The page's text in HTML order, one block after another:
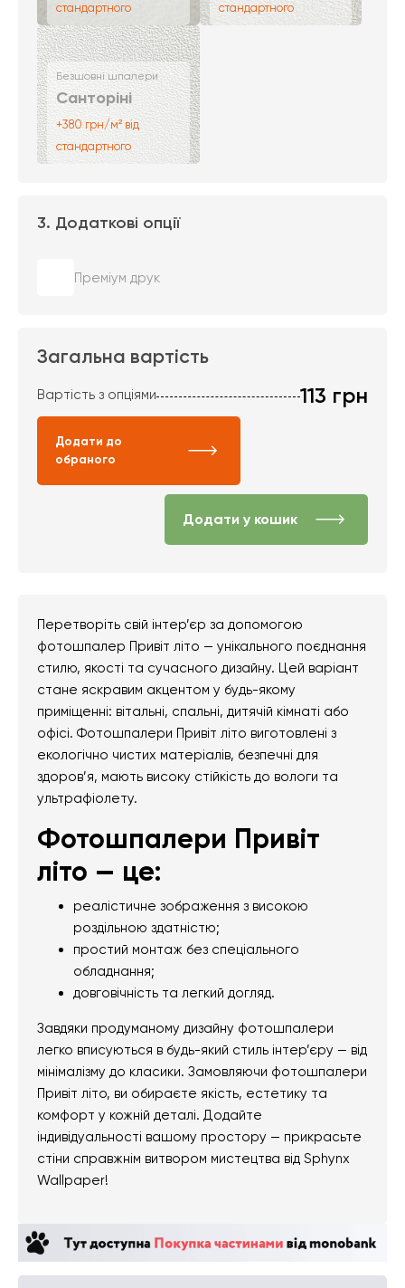
стандартного стандартного
Безшовні шпалери
Санторіні
+380 грн/м² від
стандартного
3. Додаткові опції
Преміум друк
Загальна вартість
Вартість з опціями 113 грн
Додати до
обраного
Додати у кошик
Перетворіть свій інтер’єр за допомогою
фотошпалер Привіт літо — унікального поєднання
стилю, якості та сучасного дизайну. Цей варіант
стане яскравим акцентом у будь-якому
приміщенні: вітальні, спальні, дитячій кімнаті або
офісі. Фотошпалери Привіт літо виготовлені з
екологічно чистих матеріалів, безпечні для
здоров’я, мають високу стійкість до вологи та
ультрафіолету.
Фотошпалери Привіт
літо — це:
реалістичне зображення з високою
роздільною здатністю;
простий монтаж без спеціального
обладнання;
довговічність та легкий догляд.
Завдяки продуманому дизайну фотошпалери
легко вписуються в будь-який стиль інтер’єру — від
мінімалізму до класики. Замовляючи фотошпалери
Привіт літо, ви обираєте якість, естетику та
комфорт у кожній деталі. Додайте
індивідуальності вашому простору — прикрасьте
стіни справжнім витвором мистецтва від Sphynx
Wallpaper!